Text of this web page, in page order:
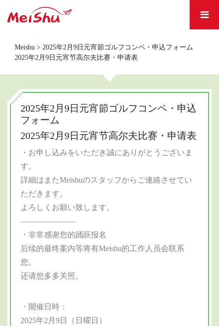
Meishu > 2025年2月9日元宵節ゴルフコンペ・申込フォーム
2025年2月9日元宵节高尔夫比赛・申请表
2025年2月9日元宵節ゴルフコンペ・申込
フォーム
2025年2月9日元宵节高尔夫比赛・申请表
・お申し込みをいただき誠にありがとうございま
す。
詳細はまたMeishuのスタッフからご連絡させてい
ただきます。
よろしくお願い致します。
———————
・非常感谢您的踊跃报名
后续的最终案内等将有Meishu的工作人员会联系
您。
还请您多多关照。
・開催日時：
2025年2月9日
（日曜日）